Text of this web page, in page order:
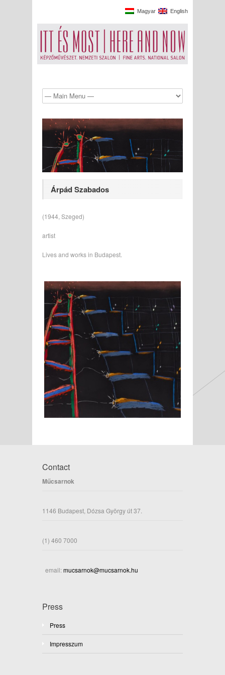
Magyar English
Árpád Szabados
(1944, Szeged)
artist
Lives and works in Budapest.
Contact
Műcsarnok
1146 Budapest, Dózsa György út 37.
(1) 460 7000
email:mucsarnok@mucsarnok.hu
Press
Press
Impresszum